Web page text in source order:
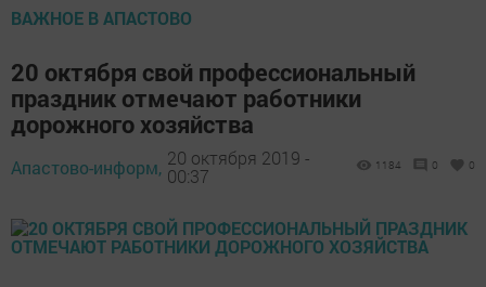
ВАЖНОЕ В АПАСТОВО
20 октября свой профессиональный
праздник отмечают работники
дорожного хозяйства
Апастово-информ, 20 октября 2019 -
00:37
1184 0 0